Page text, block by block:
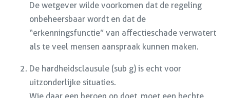
De wetgever wilde voorkomen dat de regeling
onbeheersbaar wordt en dat de
“erkenningsfunctie” van affectieschade verwatert
als te veel mensen aanspraak kunnen maken.
De hardheidsclausule (sub g) is echt voor
uitzonderlijke situaties.